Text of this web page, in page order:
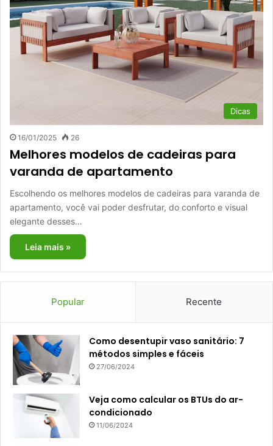
Dicas
16/01/2025 26
Melhores modelos de cadeiras para
varanda de apartamento
Escolhendo os melhores modelos de cadeiras para varanda de
apartamento, você vai poder desfrutar, do conforto e visual
elegante desses…
Leia mais »
Popular Recente
Como desentupir vaso sanitário: 7
métodos simples e fáceis
27/06/2024
Veja como calcular os BTUs do ar-
condicionado
11/06/2024